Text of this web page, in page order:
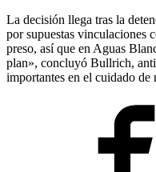
La decisión llega tras la
por supuestas vinculaciones
preso, así que en Aguas
plan», concluyó Bullrich,
importantes en el cuidado de